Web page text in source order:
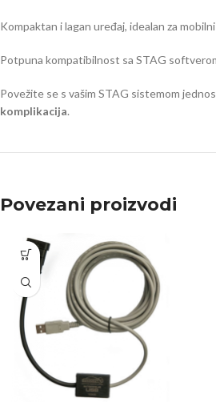
Kompaktan i lagan uređaj, idealan za
Potpuna kompatibilnost sa STAG
Povežite se s vašim STAG sistemom
komplikacija.
Povezani proizvodi